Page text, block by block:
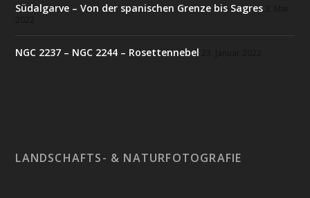
Südalgarve – Von der spanischen Grenze bis Sagres
NGC 2237 – NGC 2244 – Rosettennebel
LANDSCHAFTS- & NATURFOTOGRAFIE